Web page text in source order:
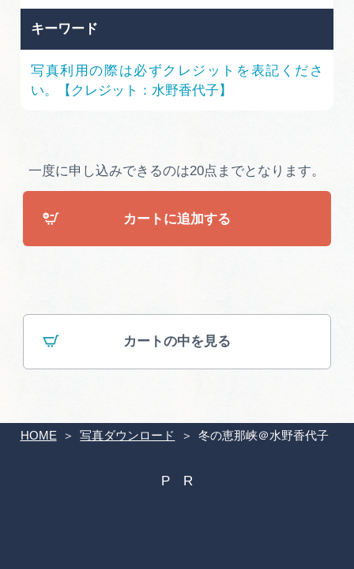
お問い合わせ
運営組織
広告掲載
HOME 写真ダウンロード 冬の恵那峡＠水野香代子
キーワード
写真利用の際は必ずクレジットを表記くださ
い。【クレジット：水野香代子】
一度に申し込みできるのは20点までとなります。
カートに追加する
カートの中を見る